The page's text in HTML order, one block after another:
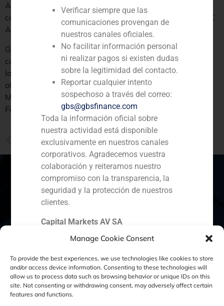
Manage Cookie Consent
To provide the best experiences, we use technologies like cookies to store
and/or access device information. Consenting to these technologies will
allow us to process data such as browsing behavior or unique IDs on this
site. Not consenting or withdrawing consent, may adversely affect certain
features and functions.
Anbima, mentor de Endeavor – Brasil y miembro de los
comités ESG de Anbima, FecomercioSP, Endeavor y BRK
Ambiental.
GBS Finance, que este año celebra su 30 aniversario,
cuenta con cerca de 370 operaciones asesoradas hasta
la fecha y más de 100 profesionales repartidos en 10
oficinas de diferentes países. La incorporación de Luiz
Maia refuerza la estrategia de crecimiento de GBS
Finance en Latinoamérica.
GBS asesora a Bright Food en la venta de GM Food (Miquel Alimentació) a la suiza Coop
España Portugal
Ecuador Perú
Política de Cookies Política de Privacidad
Verificar siempre que las
comunicaciones provengan de
nuestros canales oficiales.
No facilitar información personal
ni realizar pagos si existen dudas
sobre la legitimidad del contacto.
Reportar cualquier intento
sospechoso a través del correo:
gbs@gbsfinance.com
Toda la información oficial sobre
nuestra actividad está disponible
exclusivamente en nuestros canales
corporativos. Agradecemos vuestra
colaboración y reiteramos nuestro
compromiso con la transparencia, la
seguridad y la protección de nuestros
clientes.
Capital Markets AV SA
GBS Finance